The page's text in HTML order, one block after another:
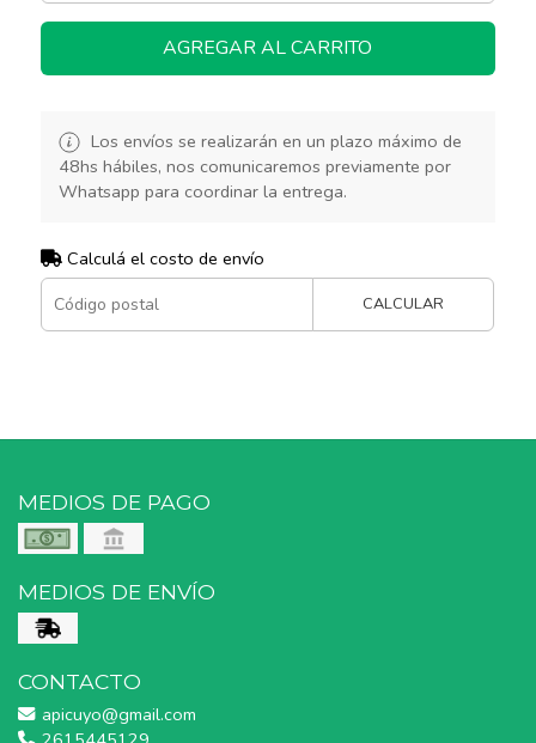
AGREGAR AL CARRITO
Los envíos se realizarán en un plazo máximo de
48hs hábiles, nos comunicaremos previamente por
Whatsapp para coordinar la entrega.
Calculá el costo de envío
CALCULAR
MEDIOS DE PAGO
MEDIOS DE ENVÍO
CONTACTO
apicuyo@gmail.com